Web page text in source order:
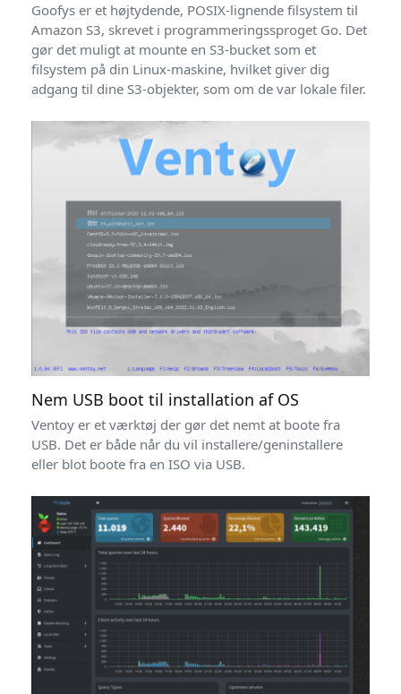
Goofys er et højtydende, POSIX-lignende filsystem til
Amazon S3, skrevet i programmeringssproget Go. Det
gør det muligt at mounte en S3-bucket som et
filsystem på din Linux-maskine, hvilket giver dig
adgang til dine S3-objekter, som om de var lokale filer.
Nem USB boot til installation af OS
Ventoy er et værktøj der gør det nemt at boote fra
USB. Det er både når du vil installere/geninstallere
eller blot boote fra en ISO via USB.